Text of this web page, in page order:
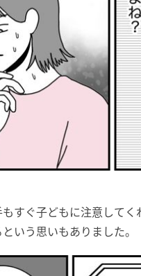
すぐ子どもに注意して
いう思いもありました。